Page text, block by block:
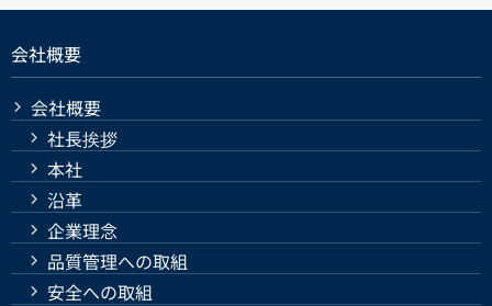
会社概要
会社概要
社長挨拶
本社
沿革
企業理念
品質管理への取組
安全への取組